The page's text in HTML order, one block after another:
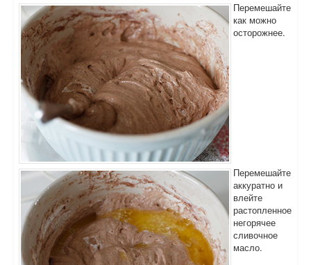
Перемешайте
как можно
осторожнее.
Перемешайте
аккуратно и
влейте
растопленное
негорячее
сливочное
масло.